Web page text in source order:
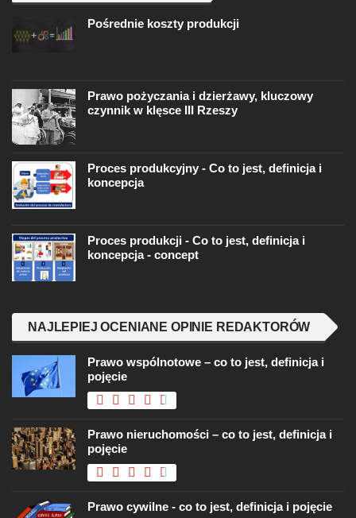
Pośrednie koszty produkcji
Prawo pożyczania i dzierżawy, kluczowy
czynnik w klęsce III Rzeszy
Proces produkcyjny - Co to jest, definicja i
koncepcja
Proces produkcji - Co to jest, definicja i
koncepcja - concept
NAJLEPIEJ OCENIANE OPINIE REDAKTORÓW
Prawo wspólnotowe – co to jest, definicja i
pojęcie
Prawo nieruchomości – co to jest, definicja i
pojęcie
Prawo cywilne - co to jest, definicja i pojęcie